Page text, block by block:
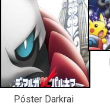
Póster Darkrai